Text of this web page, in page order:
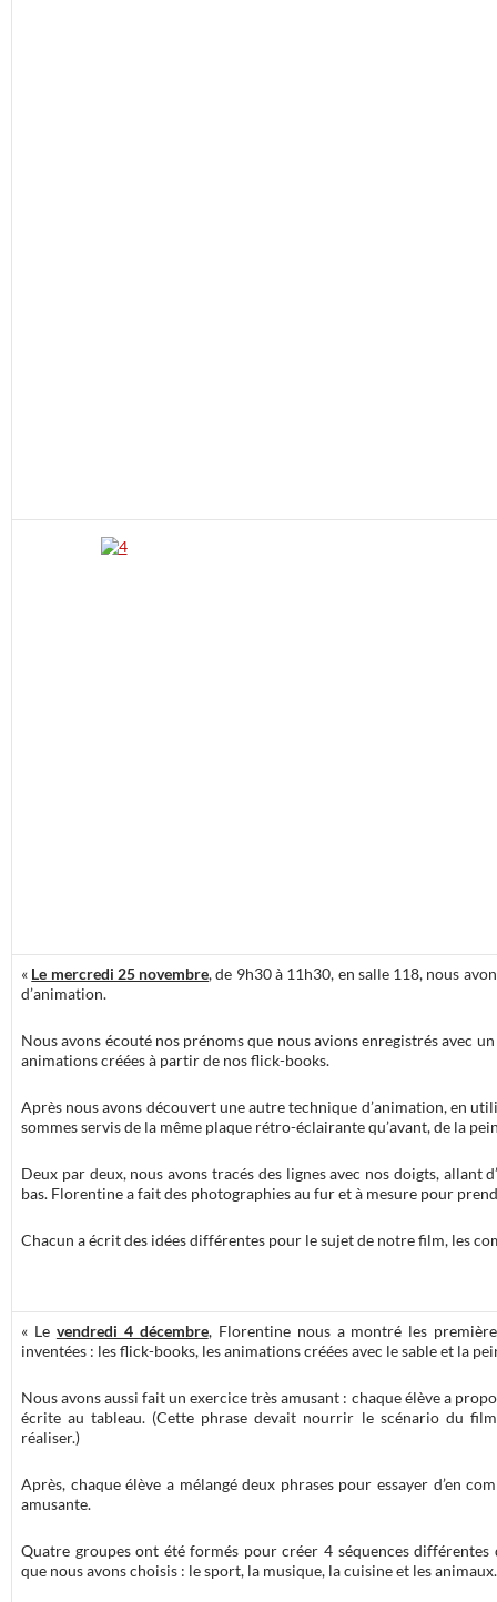
« Le mercredi 25 novembre, de 9h30 à 11h30, en salle 118, nous
d’animation.
Nous avons écouté nos prénoms que nous avions enregistrés avec
animations créées à partir de nos flick-books.
Après nous avons découvert une autre technique d’animation, en
sommes servis de la même plaque rétro-éclairante qu’avant, de la
Deux par deux, nous avons tracés des lignes avec nos doigts, allant
bas. Florentine a fait des photographies au fur et à mesure pour
Chacun a écrit des idées différentes pour le sujet de notre film, les
« Le vendredi 4 décembre, Florentine nous a montré les
inventées : les flick-books, les animations créées avec le sable et la
Nous avons aussi fait un exercice très amusant : chaque élève a
écrite au tableau. (Cette phrase devait nourrir le scénario du
réaliser.)
Après, chaque élève a mélangé deux phrases pour essayer d’en
amusante.
Quatre groupes ont été formés pour créer 4 séquences
que nous avons choisis : le sport, la musique, la cuisine et les animaux.